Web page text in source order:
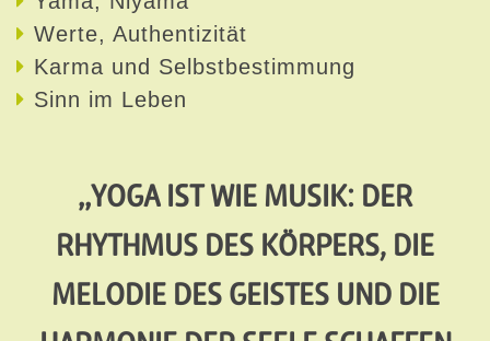
Werte, Authentizität
Karma und Selbstbestimmung
Sinn im Leben
„YOGA IST WIE MUSIK: DER
RHYTHMUS DES KÖRPERS, DIE
MELODIE DES GEISTES UND DIE